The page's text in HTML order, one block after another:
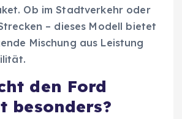
Ob im Stadtverkehr oder
– dieses Modell bietet
Mischung aus Leistung
den Ford
besonders?